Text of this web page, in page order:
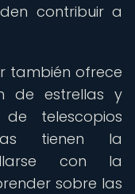
contribuir a
también ofrece
de estrellas y
telescopios
tienen la
con la
sobre las